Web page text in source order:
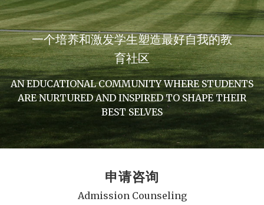
一个培养和激发学生塑造最好自我的教
育社区
AN EDUCATIONAL COMMUNITY WHERE STUDENTS
ARE NURTURED AND INSPIRED TO SHAPE THEIR
BEST SELVES
申请咨询
Admission Counseling